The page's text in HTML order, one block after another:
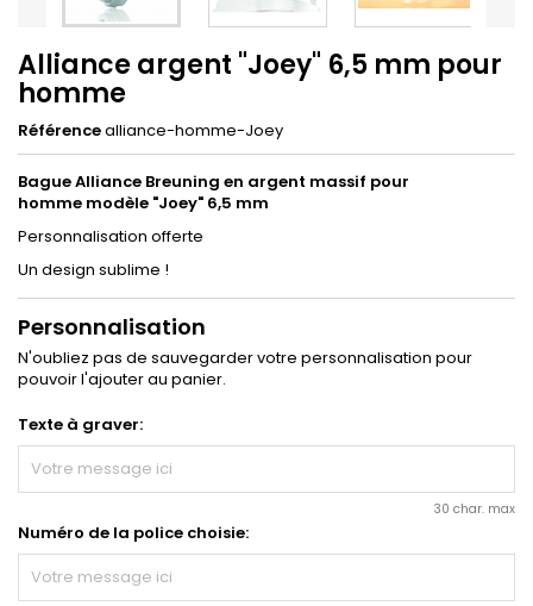
Alliance argent "Joey" 6,5 mm pour
homme
Référencealliance-homme-Joey
Bague Alliance Breuning en argent massif pour
homme modèle "Joey" 6,5 mm
Personnalisation offerte
Un design sublime !
Personnalisation
N'oubliez pas de sauvegarder votre personnalisation pour
pouvoir l'ajouter au panier.
Texte à graver:
30 char. max
Numéro de la police choisie: